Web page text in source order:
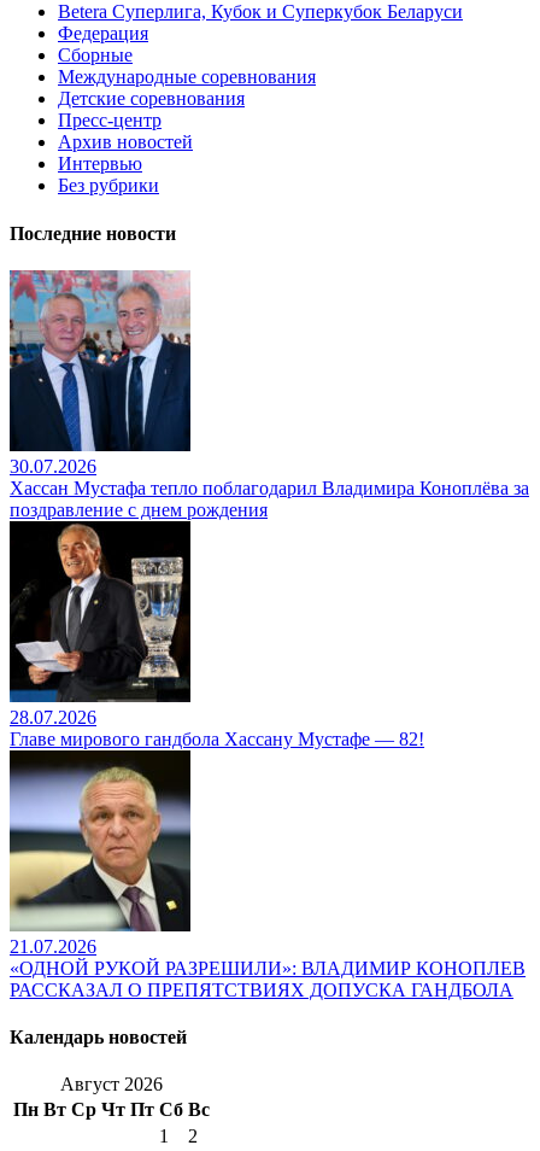
Betera Суперлига, Кубок и Суперкубок Беларуси
Федерация
Сборные
Международные соревнования
Детские соревнования
Пресс-центр
Архив новостей
Интервью
Без рубрики
Последние новости
30.07.2026
Хассан Мустафа тепло поблагодарил Владимира Коноплёва за
поздравление с днем рождения
28.07.2026
Главе мирового гандбола Хассану Мустафе — 82!
21.07.2026
«ОДНОЙ РУКОЙ РАЗРЕШИЛИ»: ВЛАДИМИР КОНОПЛЕВ
РАССКАЗАЛ О ПРЕПЯТСТВИЯХ ДОПУСКА ГАНДБОЛА
Календарь новостей
Август 2026
Пн Вт Ср Чт Пт Сб Вс
1
2